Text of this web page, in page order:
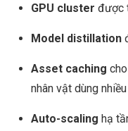
GPU cluster được
Model distillation
Asset caching
nhân vật dùng
Auto-scaling hạ